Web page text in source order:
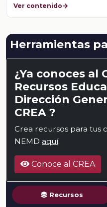
Ver contenido
Herramientas
¿Ya conoces al
Recursos
Dirección
CREA ?
Crea recursos para tus
NEMD aquí.
Conoce al CREA
Recursos